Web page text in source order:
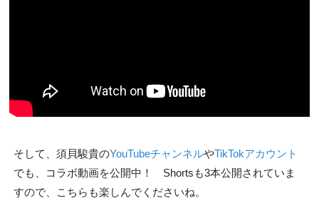
そして、須貝駿貴のYouTubeチャンネルやTikTokアカウント
でも、コラボ動画を公開中！ Shortsも3本公開されていま
すので、こちらも楽しんでくださいね。